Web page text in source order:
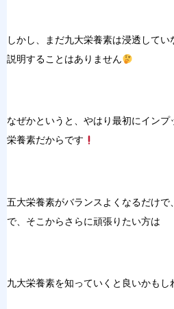
しかし、まだ九大栄養素は浸透して
説明することはありません
なぜかというと、やはり最初にイン
栄養素だからです
五大栄養素がバランスよくなるだけ
で、そこからさらに頑張りたい方は
九大栄養素を知っていくと良いかもし